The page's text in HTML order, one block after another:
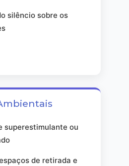
silêncio sobre os
superestimulante ou
de retirada e